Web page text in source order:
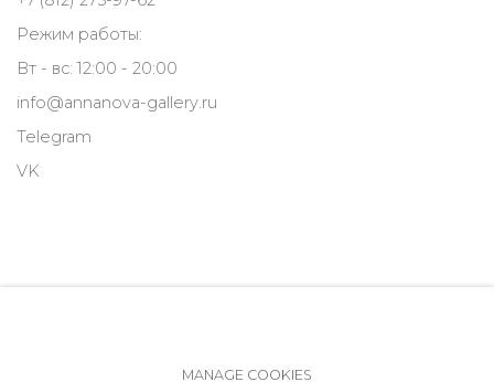
Режим работы:
Вт - вс: 12:00 - 20:00
info@annanova-gallery.ru
Telegram
VK
MANAGE COOKIES